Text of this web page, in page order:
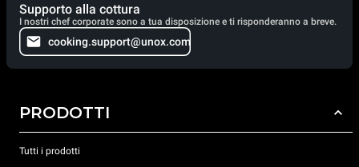
Supporto alla cottura
I nostri chef corporate sono a tua disposizione e ti risponderanno a breve.
cooking.support@unox.com
PRODOTTI
Tutti i prodotti